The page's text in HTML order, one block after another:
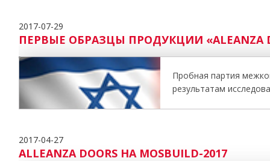
2017-07-29
ПЕРВЫЕ ОБРАЗЦЫ ПРОДУКЦИИ «ALEANZA
Пробная партия
результатам
2017-04-27
ALLEANZA DOORS НА MOSBUILD-2017